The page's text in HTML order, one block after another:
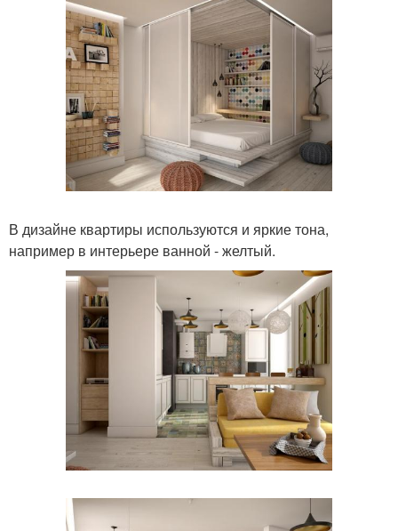
В дизайне квартиры используются и яркие тона,
например в интерьере ванной - желтый.